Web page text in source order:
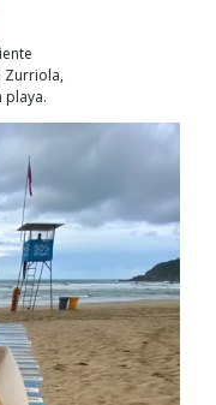
Zurriola,
playa.